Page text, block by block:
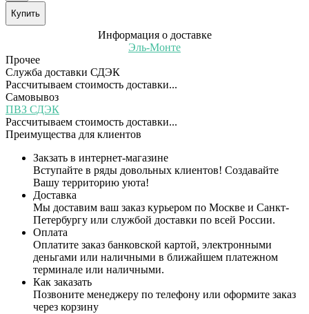
Купить
Информация о доставке
Эль-Монте
Прочее
Служба доставки СДЭК
Рассчитываем стоимость доставки...
Самовывоз
ПВЗ СДЭК
Рассчитываем стоимость доставки...
Преимущества для клиентов
Закзать в интернет-магазине
Вступайте в ряды довольных клиентов! Создавайте
Вашу территорию уюта!
Доставка
Мы доставим ваш заказ курьером по Москве и Санкт-
Петербургу или службой доставки по всей России.
Оплата
Оплатите заказ банковской картой, электронными
деньгами или наличными в ближайшем платежном
терминале или наличными.
Как заказать
Позвоните менеджеру по телефону или оформите заказ
через корзину